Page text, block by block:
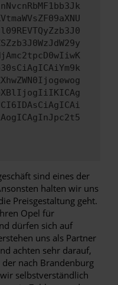
sind eines der
halten wir uns
Preisgestaltung geht.
Opel für
dürfen sich auf
uns als Partner
achten sehr darauf,
der nach Brandenburg
selbstverständlich